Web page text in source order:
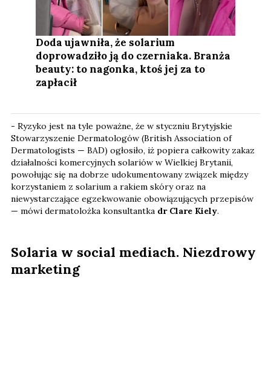
Doda ujawniła, że solarium
doprowadziło ją do czerniaka. Branża
beauty: to nagonka, ktoś jej za to
zapłacił
- Ryzyko jest na tyle poważne, że w styczniu Brytyjskie
Stowarzyszenie Dermatologów (British Association of
Dermatologists — BAD) ogłosiło, iż popiera całkowity zakaz
działalności komercyjnych solariów w Wielkiej Brytanii,
powołując się na dobrze udokumentowany związek między
korzystaniem z solarium a rakiem skóry oraz na
niewystarczające egzekwowanie obowiązujących przepisów
— mówi dermatolożka konsultantka dr Clare Kiely.
Solaria w social mediach. Niezdrowy
marketing